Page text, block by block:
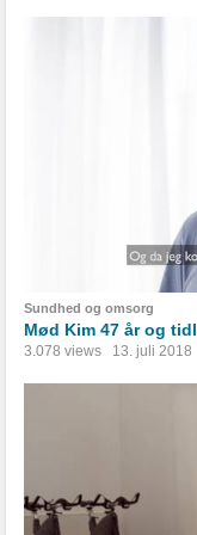
Sundhed og omsorg
Mød Kim 47 år og
3.078 views 13. juli 2018